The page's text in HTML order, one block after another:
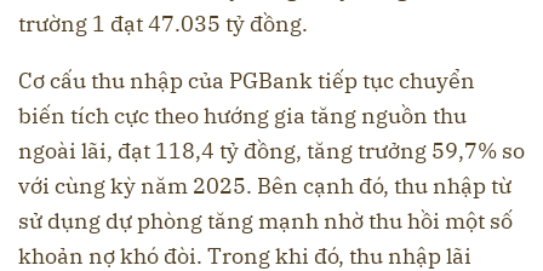
trường 1 đạt 47.035 tỷ đồng.
Cơ cấu thu nhập của PGBank tiếp tục chuyển
biến tích cực theo hướng gia tăng nguồn thu
ngoài lãi, đạt 118,4 tỷ đồng, tăng trưởng 59,7% so
với cùng kỳ năm 2025. Bên cạnh đó, thu nhập từ
sử dụng dự phòng tăng mạnh nhờ thu hồi một số
khoản nợ khó đòi. Trong khi đó, thu nhập lãi